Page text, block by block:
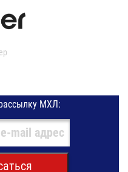
МХЛ: